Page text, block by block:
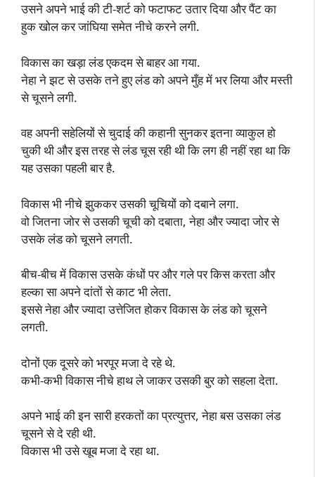
उसने अपने भाई की टी-शर्ट को फटाफट उतार दिया और पैंट का
हुक खोल कर जांघिया समेत नीचे करने लगी.
विकास का खड़ा लंड एकदम से बाहर आ गया.
नेहा ने झट से उसके तने हुए लंड को अपने मुँह में भर लिया और मस्ती
से चूसने लगी.
वह अपनी सहेलियों से चुदाई की कहानी सुनकर इतना व्याकुल हो
चुकी थी और इस तरह से लंड चूस रही थी कि लग ही नहीं रहा था कि
यह उसका पहली बार है.
विकास भी नीचे झुककर उसकी चूचियों को दबाने लगा.
वो जितना जोर से उसकी चूची को दबाता, नेहा और ज्यादा जोर से
उसके लंड को चूसने लगती.
बीच-बीच में विकास उसके कंधों पर और गले पर किस करता और
हल्का सा अपने दांतों से काट भी लेता.
इससे नेहा और ज्यादा उत्तेजित होकर विकास के लंड को चूसने
लगती.
दोनों एक दूसरे को भरपूर मजा दे रहे थे.
कभी-कभी विकास नीचे हाथ ले जाकर उसकी बुर को सहला देता.
अपने भाई की इन सारी हरकतों का प्रत्युत्तर, नेहा बस उसका लंड
चूसने से दे रही थी.
विकास भी उसे खूब मजा दे रहा था.